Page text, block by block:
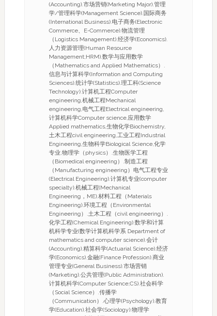
(Accounting).市场营销(Marketing Major).管理
学/管理科学(Management Science).国际商务
(International Business).电子商务(Electronic
Commerce、E-Commerce).物流管理
（Logistics Management).经济学(Economics).
人力资源管理(Human Resource
Management;HRM).数学与应用数学
（Mathematics and Applied Mathematics）.
信息与计算科学(Information and Computing
Sciences).统计学(Statistics).理工科(Science
Technology).计算机工程Computer
engineering,机械工程Mechanical
engineering,电气工程Electrical engineering,
计算机科学Computer science,应用数学
Applied mathematics,生物化学Biochemistry,
土木工程civil engineering,工业工程Industrial
Engineering,生物科学Biological Science,化学
专业,物理学（physics）.生物医学工程
（Biomedical engineering）.制造工程
（Manufacturing engineering）电气工程专业
(Electrical Engineering).计算机专业(computer
specialty).机械工程(Mechanical
Engineering，ME).材料工程（Materials
Engineering).环境工程（Environmental
Engineering）.土木工程（civil engineering）.
化学工程(Chemical Engineering).数学和计算
机科学专业(数学计算机科学系 Department of
mathematics and computer science).会计
(Accounting).精算科学(Actuarial Science).经济
学(Economics).金融(Finance Profession).商业
管理专业(General Business).市场营销
(Marketing).公共管理(Public Administration).
计算机科学(Computer Science;CS).社会科学
（Social Science）.传播学
（Communication）.心理学(Psychology).教育
学(Education).社会学(Sociology).物理学